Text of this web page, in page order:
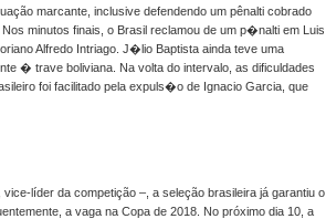
marcante, inclusive defendendo um pênalti cobrado
minutos finais, o Brasil reclamou de um p�nalti em Luis
Alfredo Intriago. J�lio Baptista ainda teve uma
� trave boliviana. Na volta do intervalo, as dificuldades
foi facilitado pela expuls�o de Ignacio Garcia, que
líder da competição –, a seleção brasileira já garantiu o
a vaga na Copa de 2018. No próximo dia 10, a